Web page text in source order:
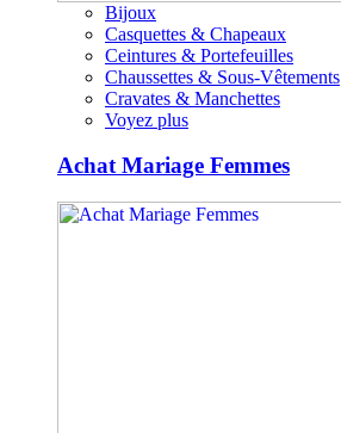
Bijoux
Casquettes & Chapeaux
Ceintures & Portefeuilles
Chaussettes & Sous-Vêtements
Cravates & Manchettes
Voyez plus
Achat Mariage Femmes